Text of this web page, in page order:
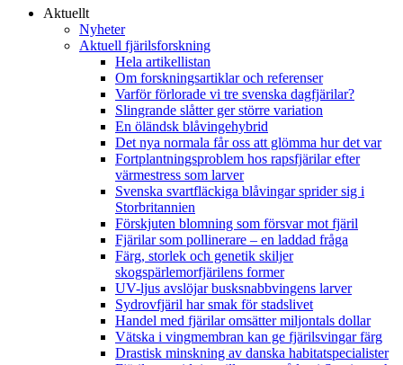
Aktuellt
Nyheter
Aktuell fjärilsforskning
Hela artikellistan
Om forskningsartiklar och referenser
Varför förlorade vi tre svenska dagfjärilar?
Slingrande slåtter ger större variation
En öländsk blåvingehybrid
Det nya normala får oss att glömma hur det var
Fortplantningsproblem hos rapsfjärilar efter
värmestress som larver
Svenska svartfläckiga blåvingar sprider sig i
Storbritannien
Förskjuten blomning som försvar mot fjäril
Fjärilar som pollinerare – en laddad fråga
Färg, storlek och genetik skiljer
skogspärlemorfjärilens former
UV-ljus avslöjar busksnabbvingens larver
Sydrovfjäril har smak för stadslivet
Handel med fjärilar omsätter miljontals dollar
Vätska i vingmembran kan ge fjärilsvingar färg
Drastisk minskning av danska habitatspecialister